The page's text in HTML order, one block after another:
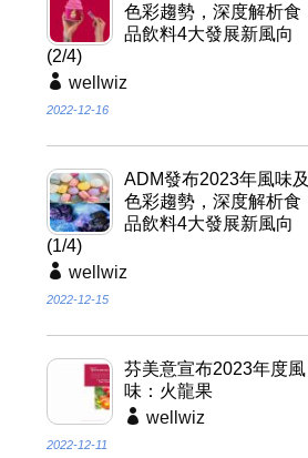
色彩趨勢，深度解析食
品飲料4大發展新風向
(2/4)
wellwiz
2022-12-16
ADM發布2023年風味及
色彩趨勢，深度解析食
品飲料4大發展新風向
(1/4)
wellwiz
2022-12-15
芬美意宣布2023年度風
味：火龍果
wellwiz
2022-12-11